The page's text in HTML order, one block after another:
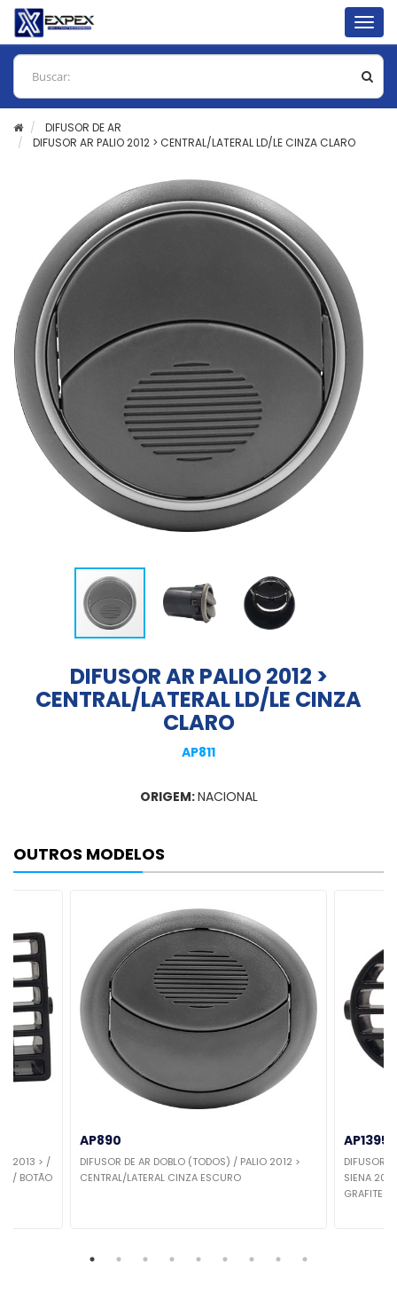
DIFUSOR DE AR
DIFUSOR AR PALIO 2012 > CENTRAL/LATERAL LD/LE CINZA CLARO
DIFUSOR AR PALIO 2012 >
CENTRAL/LATERAL LD/LE CINZA
CLARO
AP811
ORIGEM:NACIONAL
OUTROS MODELOS
2013 > /
C/ BOTÃO
AP890
DIFUSOR DE AR DOBLO (TODOS) / PALIO 2012 >
CENTRAL/LATERAL CINZA ESCURO
AP1395
DIFUSOR
SIENA
GRAFITE -